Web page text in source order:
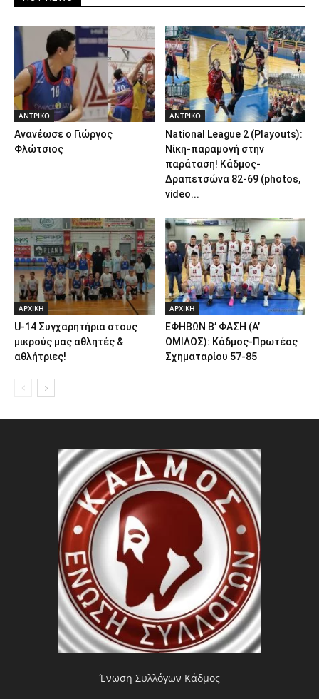
ΑΝTΡΙΚΟ
Ανανέωσε ο Γιώργος
Φλώτσιος
ΑΝTΡΙΚΟ
National League 2 (Playouts):
Νίκη-παραμονή στην
παράταση! Κάδμος-
Δραπετσώνα 82-69 (photos,
video...
ΑΡΧΙΚΗ
U-14 Συγχαρητήρια στους
μικρούς μας αθλητές &
αθλήτριες!
ΑΡΧΙΚΗ
ΕΦΗΒΩΝ Β’ ΦΑΣΗ (Α’
ΟΜΙΛΟΣ): Κάδμος-Πρωτέας
Σχηματαρίου 57-85
Ένωση Συλλόγων Κάδμος